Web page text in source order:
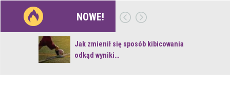
NOWE!
Jak zmienił się sposób kibicowania
odkąd wyniki…